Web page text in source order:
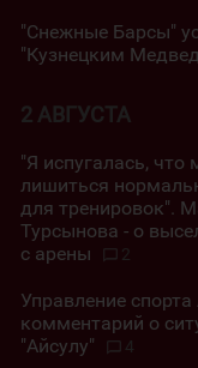
"Снежные Барсы"
"Кузнецким
2 АВГУСТА
"Я испугалась,
лишиться
для тренировок".
Турсынова - о
с арены
2
Управление
комментарий о
"Айсулу"
4